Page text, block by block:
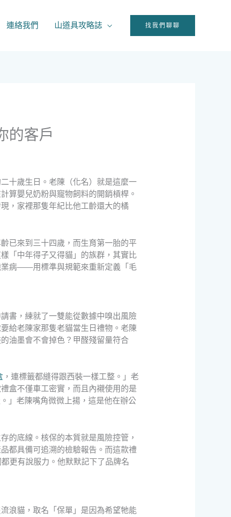
連絡我們 山道具攻略誌 找我們聊聊
的客戶
十歲生日。老陳（化名）就是這麼一
算嬰兒奶粉與寵物飼料的開銷槓桿。
，家裡那隻年紀比他工齡還大的橘
已來到三十四歲，而生育第一胎的平
「中年得子又得貓」的族群，其實比
業病——用標準與規範來重新定義「毛
書，練就了一雙能從數據中嗅出風險
給老陳家那隻老貓當生日禮物。老陳
油墨會不會掉色？甲醛殘留量符合
，連標籤都縫得跟西裝一樣工整。」老
盒不僅車工密實，而且內襯使用的是
」老陳嘴角微微上揚，這是他在辦公
的底線。核保的本質就是風險控管，
都具備可追溯的檢驗報告。而這款禮
更有說服力。他默默記下了品牌名
浪貓，取名「保單」是因為希望牠能